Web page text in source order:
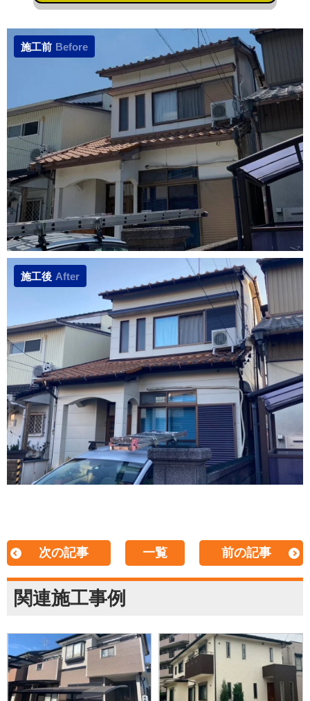
施工前 Before
施工後 After
次の記事 一覧 前の記事
関連施工事例